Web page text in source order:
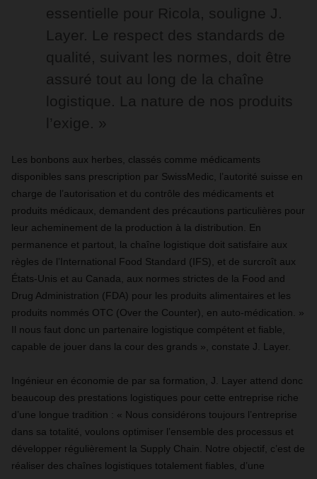
essentielle pour Ricola, souligne J.
Layer. Le respect des standards de
qualité, suivant les normes, doit être
assuré tout au long de la chaîne
logistique. La nature de nos produits
l’exige. »
Les bonbons aux herbes, classés comme médicaments
disponibles sans prescription par SwissMedic, l’autorité suisse en
charge de l’autorisation et du contrôle des médicaments et
produits médicaux, demandent des précautions particulières pour
leur acheminement de la production à la distribution. En
permanence et partout, la chaîne logistique doit satisfaire aux
règles de l’International Food Standard (IFS), et de surcroît aux
États-Unis et au Canada, aux normes strictes de la Food and
Drug Administration (FDA) pour les produits alimentaires et les
produits nommés OTC (Over the Counter), en auto-médication. »
Il nous faut donc un partenaire logistique compétent et fiable,
capable de jouer dans la cour des grands », constate J. Layer.
Ingénieur en économie de par sa formation, J. Layer attend donc
beaucoup des prestations logistiques pour cette entreprise riche
d’une longue tradition : « Nous considérons toujours l’entreprise
dans sa totalité, voulons optimiser l’ensemble des processus et
développer régulièrement la Supply Chain. Notre objectif, c’est de
réaliser des chaînes logistiques totalement fiables, d’une